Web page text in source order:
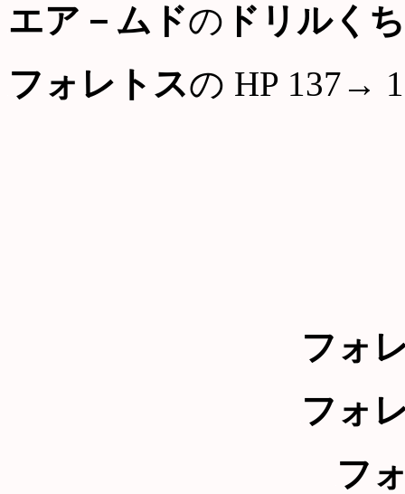
エア－ムドの ドリルく
フォレトスの HP 137→
フォ
フォ
フ